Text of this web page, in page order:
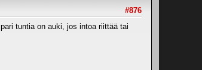
#876
tuntia on auki, jos intoa riittää tai